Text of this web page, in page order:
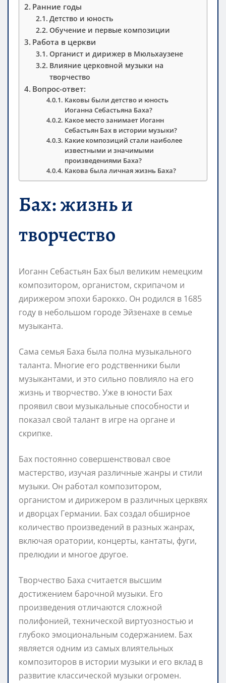
Ранние годы
Детство и юность
Обучение и первые композиции
Работа в церкви
Органист и дирижер в Мюльхаузене
Влияние церковной музыки на
творчество
Вопрос-ответ:
Каковы были детство и юность
Иоганна Себастьяна Баха?
Какое место занимает Иоганн
Себастьян Бах в истории музыки?
Какие композиций стали наиболее
известными и значимыми
произведениями Баха?
Какова была личная жизнь Баха?
Бах: жизнь и
творчество
Иоганн Себастьян Бах был великим немецким
композитором, органистом, скрипачом и
дирижером эпохи барокко. Он родился в 1685
году в небольшом городе Эйзенахе в семье
музыканта.
Сама семья Баха была полна музыкального
таланта. Многие его родственники были
музыкантами, и это сильно повлияло на его
жизнь и творчество. Уже в юности Бах
проявил свои музыкальные способности и
показал свой талант в игре на органе и
скрипке.
Бах постоянно совершенствовал свое
мастерство, изучая различные жанры и стили
музыки. Он работал композитором,
органистом и дирижером в различных церквях
и дворцах Германии. Бах создал обширное
количество произведений в разных жанрах,
включая оратории, концерты, кантаты, фуги,
прелюдии и многое другое.
Творчество Баха считается высшим
достижением барочной музыки. Его
произведения отличаются сложной
полифонией, технической виртуозностью и
глубоко эмоциональным содержанием. Бах
является одним из самых влиятельных
композиторов в истории музыки и его вклад в
развитие классической музыки огромен.